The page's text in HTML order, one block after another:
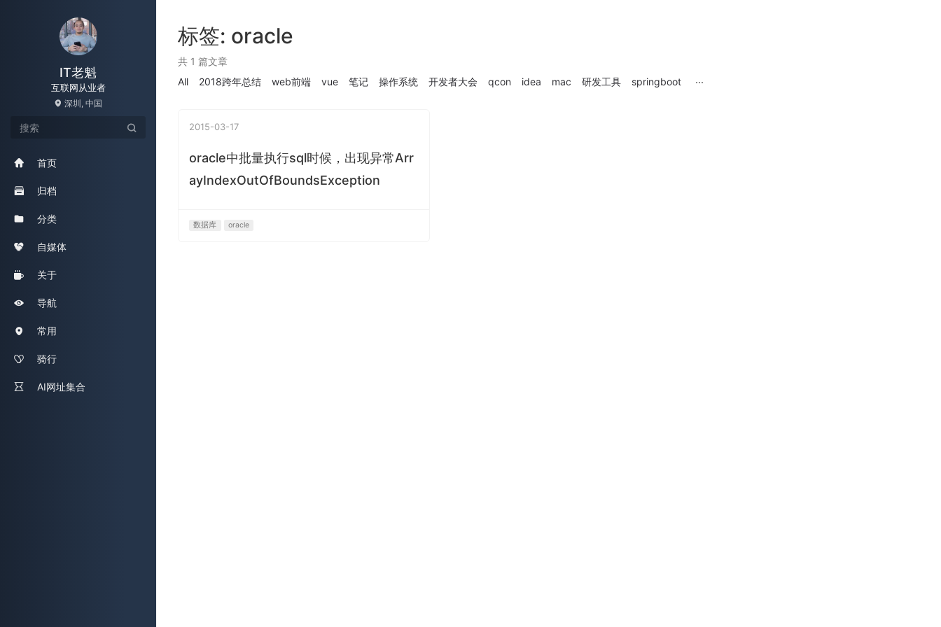
IT老魁
互联网从业者
深圳, 中国
首页
归档
分类
自媒体
关于
导航
常用
骑行
AI网址集合
标签: oracle
共 1 篇文章
All
2018跨年总结 web前端 vue 笔记 操作系统 开发者大会 qcon idea mac 研发工具 springboot
2015-03-17
oracle中批量执行sql时候，出现异常Arr
ayIndexOutOfBoundsException
数据库 oracle